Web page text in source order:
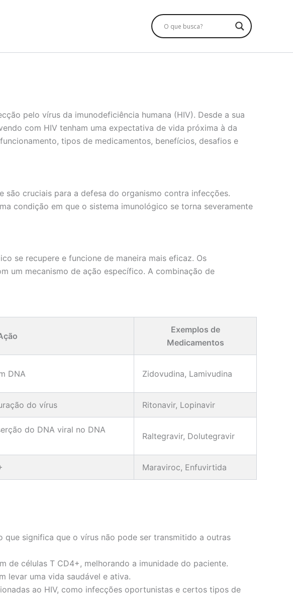
pelo vírus da imunodeficiência humana (HIV). Desde a sua
com HIV tenham uma expectativa de vida próxima à da
tipos de medicamentos, benefícios, desafios e
são cruciais para a defesa do organismo contra infecções.
condição em que o sistema imunológico se torna severamente
se recupere e funcione de maneira mais eficaz. Os
um mecanismo de ação específico. A combinação de
Exemplos de
Medicamentos
DNA Zidovudina, Lamivudina
do vírus Ritonavir, Lopinavir
do DNA viral no DNA
Raltegravir, Dolutegravir
Maraviroc, Enfuvirtida
significa que o vírus não pode ser transmitido a outras
de células T CD4+, melhorando a imunidade do paciente.
levar uma vida saudável e ativa.
ao HIV, como infecções oportunistas e certos tipos de